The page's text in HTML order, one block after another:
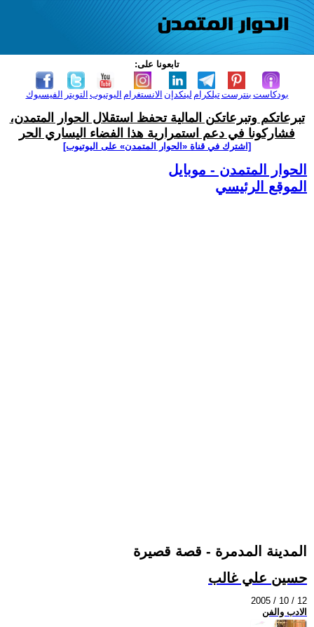
تابعونا على:
الفيسبوك التويتر اليوتيوب الانستغرام لينكدإن تيلكرامبنترست بودكاست
تبرعاتكم وتبرعاتكن المالية تحفظ استقلال الحوار المتمدن،
فشاركونا في دعم استمرارية هذا الفضاء اليساري الحر
[اشترك في قناة ‫«الحوار المتمدن» على اليوتيوب]
الحوار المتمدن - موبايل
الموقع الرئيسي
المدينة المدمرة - قصة قصيرة
حسين علي غالب
2005 / 10 / 12
الادب والفن